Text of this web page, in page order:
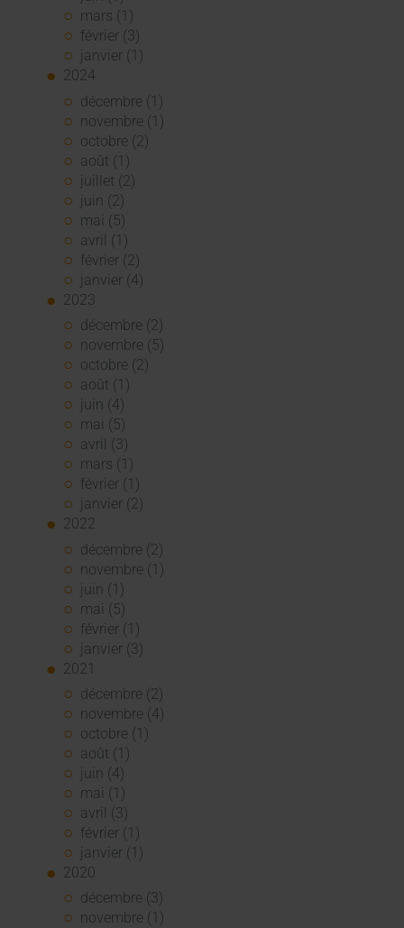
mars (1)
février (3)
janvier (1)
2024
décembre (1)
novembre (1)
octobre (2)
août (1)
juillet (2)
juin (2)
mai (5)
avril (1)
février (2)
janvier (4)
2023
décembre (2)
novembre (5)
octobre (2)
août (1)
juin (4)
mai (5)
avril (3)
mars (1)
février (1)
janvier (2)
2022
décembre (2)
novembre (1)
juin (1)
mai (5)
février (1)
janvier (3)
2021
décembre (2)
novembre (4)
octobre (1)
août (1)
juin (4)
mai (1)
avril (3)
février (1)
janvier (1)
2020
décembre (3)
novembre (1)